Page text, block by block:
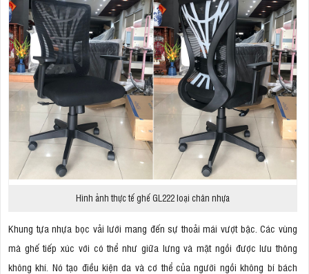
Hình ảnh thực tế ghế GL222 loại chân nhựa
Khung tựa nhựa bọc vải lưới mang đến sự thoải mái vượt bậc. Các vùng
mà ghế tiếp xúc với có thể như giữa lưng và mặt ngồi được lưu thông
không khí. Nó tạo điều kiện da và cơ thể của người ngồi không bí bách